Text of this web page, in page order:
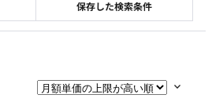
保存した検索条件